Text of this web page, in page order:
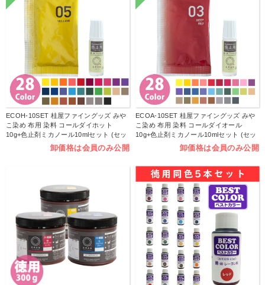
ECOH-10SET 桂屋ファイングッズ みや
こ染め 布用 染料 コールダイホット
10g+色止剤ミカノール10mlセット (セッ
卸価格は会員のみ公開
ECOA-10SET 桂屋ファイングッズ みや
こ染め 布用 染料 コールダイオール
10g+色止剤ミカノール10mlセット (セッ
卸価格は会員のみ公開